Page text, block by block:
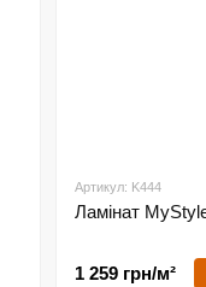
Артикул: K444
Ламінат
1 259 грн/м²